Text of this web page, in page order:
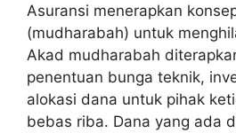
Asuransi menerapkan
(mudharabah) untuk
Akad mudharabah
penentuan bunga teknik,
alokasi dana untuk pihak
bebas riba. Dana yang ada